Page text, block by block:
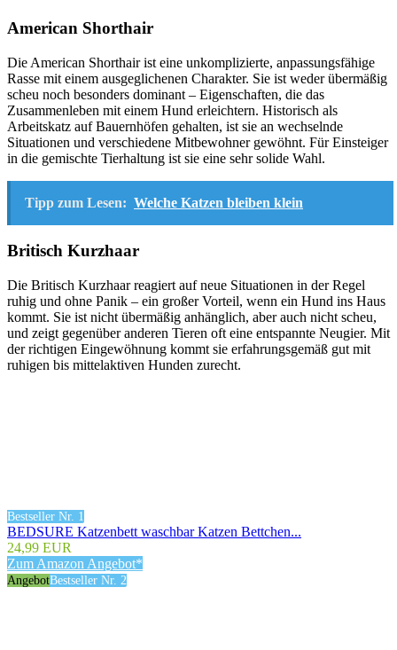
American Shorthair
Die American Shorthair ist eine unkomplizierte, anpassungsfähige
Rasse mit einem ausgeglichenen Charakter. Sie ist weder übermäßig
scheu noch besonders dominant – Eigenschaften, die das
Zusammenleben mit einem Hund erleichtern. Historisch als
Arbeitskatz auf Bauernhöfen gehalten, ist sie an wechselnde
Situationen und verschiedene Mitbewohner gewöhnt. Für Einsteiger
in die gemischte Tierhaltung ist sie eine sehr solide Wahl.
Tipp zum Lesen: Welche Katzen bleiben klein
Britisch Kurzhaar
Die Britisch Kurzhaar reagiert auf neue Situationen in der Regel
ruhig und ohne Panik – ein großer Vorteil, wenn ein Hund ins Haus
kommt. Sie ist nicht übermäßig anhänglich, aber auch nicht scheu,
und zeigt gegenüber anderen Tieren oft eine entspannte Neugier. Mit
der richtigen Eingewöhnung kommt sie erfahrungsgemäß gut mit
ruhigen bis mittelaktiven Hunden zurecht.
Bestseller Nr. 1
BEDSURE Katzenbett waschbar Katzen Bettchen...
24,99 EUR
Zum Amazon Angebot*
AngebotBestseller Nr. 2